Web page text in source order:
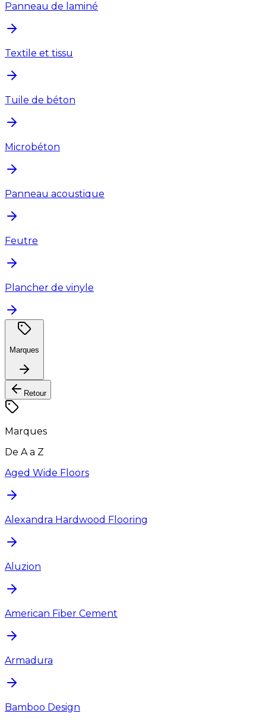
Panneau de laminé
Textile et tissu
Tuile de béton
Microbéton
Panneau acoustique
Feutre
Plancher de vinyle
Marques
Retour
Marques
De A a Z
Aged Wide Floors
Alexandra Hardwood Flooring
Aluzion
American Fiber Cement
Armadura
Bamboo Design